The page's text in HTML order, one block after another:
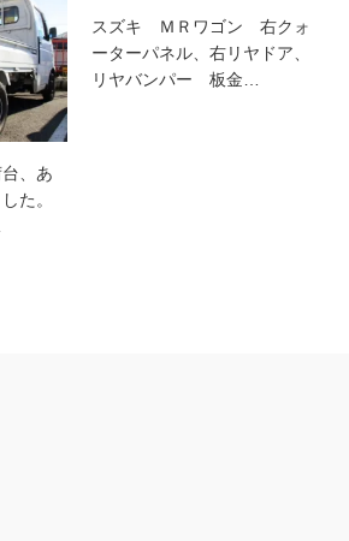
、あ
た。
スズキ ＭＲワゴン 右クォ
ーターパネル、右リヤドア、
リヤバンパー 板金…